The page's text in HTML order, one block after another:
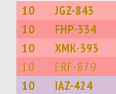
10 JGZ-843
10 FHP-334
10 XMK-393
10 ERF-879
10 IAZ-424